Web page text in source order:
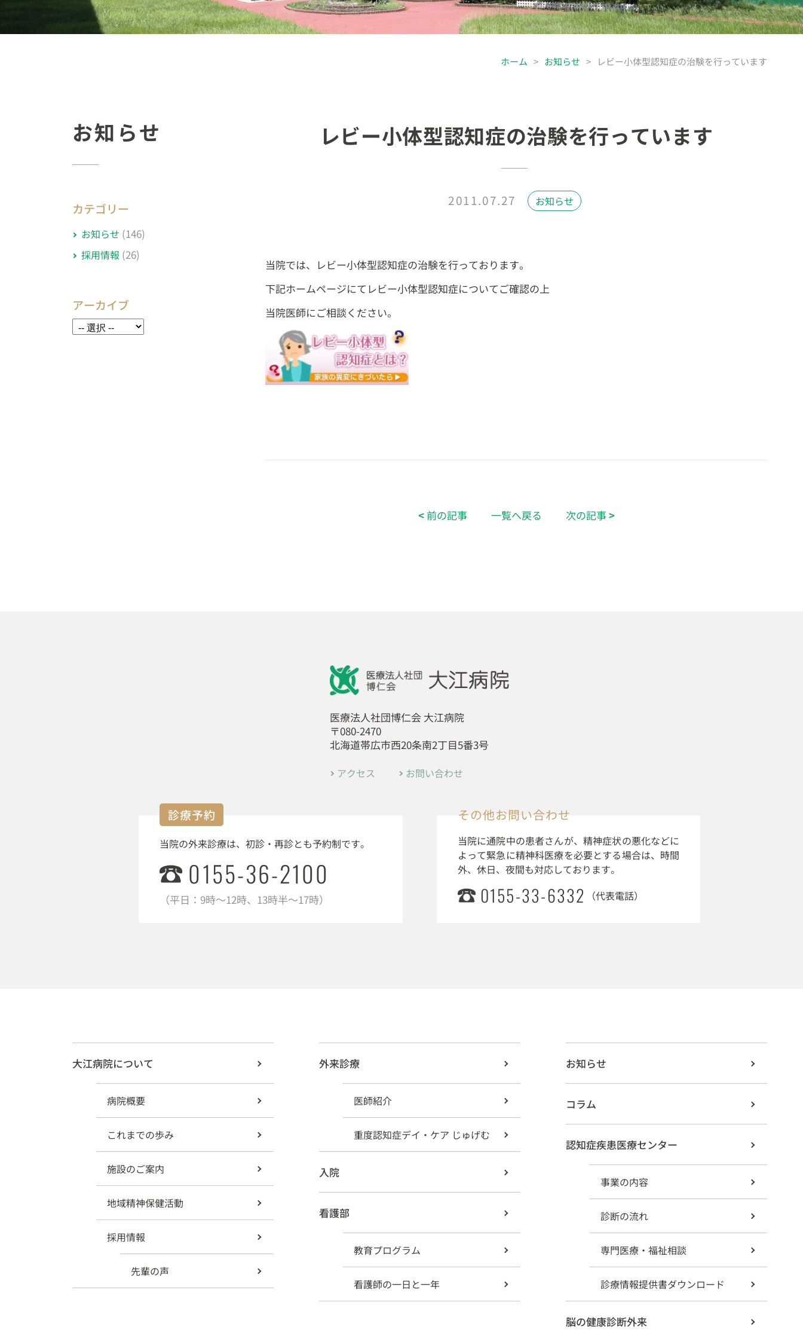
ホーム > お知らせ > レビー小体型認知症の治験を行っています
レビー小体型認知症の治験を行っています
2011.07.27 お知らせ
当院では、レビー小体型認知症の治験を行っております。
下記ホームページにてレビー小体型認知症についてご確認の上
当院医師にご相談ください。
< 前の記事 一覧へ戻る 次の記事>
お知らせ
カテゴリー
お知らせ (146)
採用情報 (26)
アーカイブ
医療法人社団博仁会 大江病院
〒080-2470
北海道帯広市西20条南2丁目5番3号
アクセス お問い合わせ
診療予約
当院の外来診療は、初診・再診とも予約制です。
0155-36-2100
（平日：9時～12時、13時半～17時）
その他お問い合わせ
当院に通院中の患者さんが、精神症状の悪化などに
よって緊急に精神科医療を必要とする場合は、時間
外、休日、夜間も対応しております。
0155-33-6332 （代表電話）
大江病院について
病院概要
これまでの歩み
施設のご案内
地域精神保健活動
採用情報
先輩の声
外来診療
医師紹介
重度認知症デイ・ケア じゅげむ
入院
看護部
教育プログラム
看護師の一日と一年
お知らせ
コラム
認知症疾患医療センター
事業の内容
診断の流れ
専門医療・福祉相談
診療情報提供書ダウンロード
脳の健康診断外来